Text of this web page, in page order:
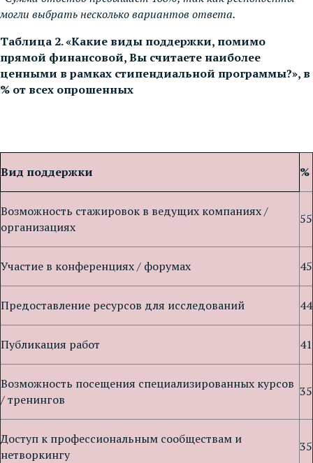
могли выбрать несколько вариантов ответа.
Таблица 2. «Какие виды поддержки, помимо
прямой финансовой, Вы считаете наиболее
ценными в рамках стипендиальной программы?», в
% от всех опрошенных
Вид поддержки %
Возможность стажировок в ведущих компаниях /
организациях
55
Участие в конференциях / форумах 45
Предоставление ресурсов для исследований 44
Публикация работ 41
Возможность посещения специализированных курсов
/ тренингов
35
Доступ к профессиональным сообществам и
нетворкингу
35